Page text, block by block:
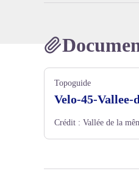
Topoguide
Velo-45-Vallee-
Crédit : Vallée de la